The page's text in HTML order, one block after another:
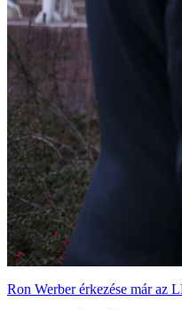
Ron Werber érkezése már az